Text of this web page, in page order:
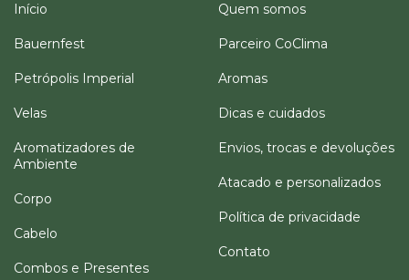
Início
Bauernfest
Petrópolis Imperial
Velas
Aromatizadores de
Ambiente
Corpo
Cabelo
Combos e Presentes
Quem somos
Parceiro CoClima
Aromas
Dicas e cuidados
Envios, trocas e devoluções
Atacado e personalizados
Política de privacidade
Contato